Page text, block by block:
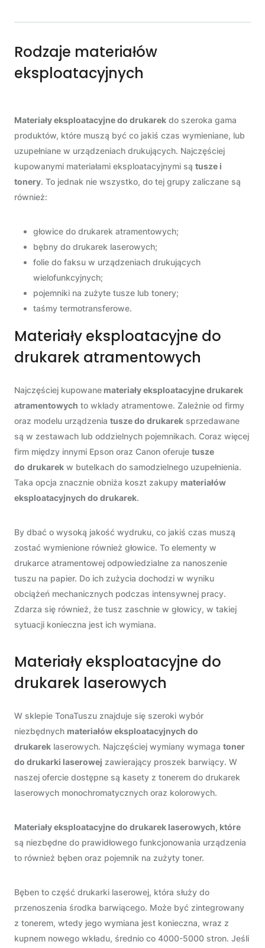
Materiały eksploatacyjne do drukarek do szeroka gama
produktów, które muszą być co jakiś czas wymieniane, lub
uzupełniane w urządzeniach drukujących. Najczęściej
kupowanymi materiałami eksploatacyjnymi są tusze i
tonery. To jednak nie wszystko, do tej grupy zaliczane są
również:
głowice do drukarek atramentowych;
bębny do drukarek laserowych;
folie do faksu w urządzeniach drukujących
wielofunkcyjnych;
pojemniki na zużyte tusze lub tonery;
taśmy termotransferowe.
Materiały eksploatacyjne do
drukarek atramentowych
Najczęściej kupowane materiały eksploatacyjne drukarek
atramentowych to wkłady atramentowe. Zależnie od firmy
oraz modelu urządzenia tusze do drukarek sprzedawane
są w zestawach lub oddzielnych pojemnikach. Coraz więcej
firm między innymi Epson oraz Canon oferuje tusze
do drukarek w butelkach do samodzielnego uzupełnienia.
Taka opcja znacznie obniża koszt zakupy materiałów
eksploatacyjnych do drukarek.
By dbać o wysoką jakość wydruku, co jakiś czas muszą
zostać wymienione również głowice. To elementy w
drukarce atramentowej odpowiedzialne za nanoszenie
tuszu na papier. Do ich zużycia dochodzi w wyniku
obciążeń mechanicznych podczas intensywnej pracy.
Zdarza się również, że tusz zaschnie w głowicy, w takiej
sytuacji konieczna jest ich wymiana.
Materiały eksploatacyjne do
drukarek laserowych
W sklepie TonaTuszu znajduje się szeroki wybór
niezbędnych materiałów eksploatacyjnych do
drukarek laserowych. Najczęściej wymiany wymaga toner
do drukarki laserowej zawierający proszek barwiący. W
naszej ofercie dostępne są kasety z tonerem do drukarek
laserowych monochromatycznych oraz kolorowych.
Materiały eksploatacyjne do drukarek laserowych, które
są niezbędne do prawidłowego funkcjonowania urządzenia
to również bęben oraz pojemnik na zużyty toner.
Bęben to część drukarki laserowej, która służy do
przenoszenia środka barwiącego. Może być zintegrowany
z tonerem, wtedy jego wymiana jest konieczna, wraz z
kupnem nowego wkładu, średnio co 4000-5000 stron. Jeśli
Rodzaje materiałów
eksploatacyjnych